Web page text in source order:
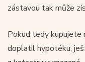
zástavou tak může
Pokud tedy kupujete
doplatil hypotéku,